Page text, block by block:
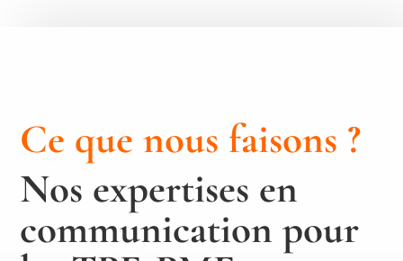
Ce que nous faisons ?
Nos expertises en
communication pour